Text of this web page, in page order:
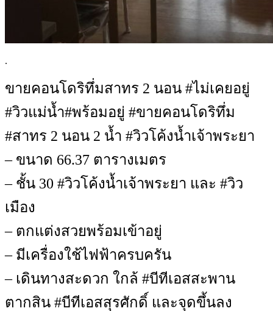
.
ขายคอนโดริทึ่มสาทร 2 นอน #ไม่เคยอยู่
#วิวแม่น้ำ#พร้อมอยู่ #ขายคอนโดริทึ่ม
#สาทร 2 นอน 2 น้ำ #วิวโค้งน้ำเจ้าพระยา
– ขนาด 66.37 ตารางเมตร
– ชั้น 30 #วิวโค้งน้ำเจ้าพระยา และ #วิว
เมือง
– ตกแต่งสวยพร้อมเข้าอยู่
– มีเครื่องใช้ไฟฟ้าครบครัน
– เดินทางสะดวก ใกล้ #บีทีเอสสะพาน
ตากสิน #บีทีเอสสุรศักดิ์ และจุดขึ้นลง